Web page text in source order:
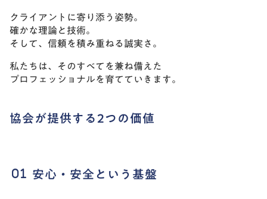
クライアントに寄り添う姿勢。
確かな理論と技術。
そして、信頼を積み重ねる誠実さ。
私たちは、そのすべてを兼ね備えた
プロフェッショナルを育てていきます。
協会が提供する2つの価値
安心・安全という基盤